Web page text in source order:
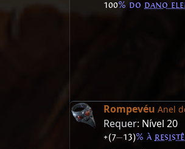
100% do dano
Rompevéu Anel
Requer: Nível 20
+(7—13)% à